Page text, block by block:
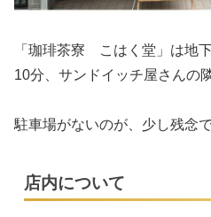
「珈琲茶寮 こはく堂」は地
10分、サンドイッチ屋さんの
駐車場がないのが、少し残念で
店内について